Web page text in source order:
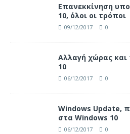
Επανεκκίνηση
10, όλοι οι τρόποι
09/12/2017 0
Αλλαγή χώρας και
10
06/12/2017 0
Windows Update,
στα Windows 10
06/12/2017 0